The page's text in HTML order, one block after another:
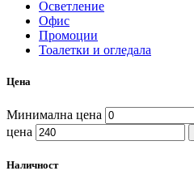
Осветление
Офис
Промоции
Тоалетки и огледала
Цена
Минимална цена
цена
Наличност